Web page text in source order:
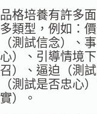
品格培養有許多
多類型，例如：
（測試信念）、
心）、引導情境
召）、逼迫（測
（測試是否忠心
實）。